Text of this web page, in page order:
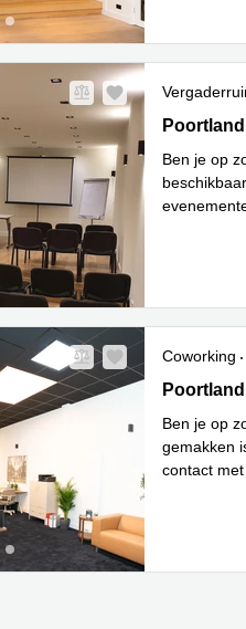
Poortland
Ben je op
Coworking
Poortland
Ben je op
gemakken
contact